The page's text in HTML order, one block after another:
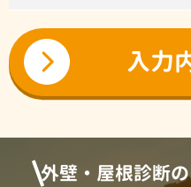
外壁・屋根診断